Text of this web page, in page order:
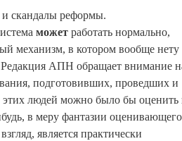
и скандалы реформы.
может работать нормально,
механизм, в котором вообще нету
Редакция АПН обращает внимание
подготовивших, проведших и
людей можно было бы оценить
в меру фантазии
является практически